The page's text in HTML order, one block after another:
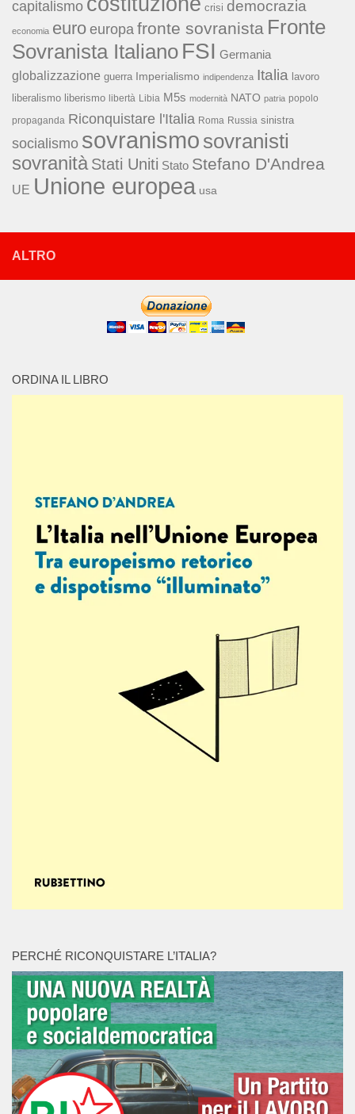
capitalismo crisi democrazia
economia euro europa fronte sovranista Fronte
Sovranista Italiano FSI Germania
globalizzazione guerra Imperialismo indipendenza Italia lavoro
liberalismo liberismo libertà Libia M5s modernità NATO patria popolo
propaganda Riconquistare l'Italia Roma Russia sinistra
socialismo sovranismo sovranisti
sovranità Stati Uniti Stato Stefano D'Andrea
UE Unione europea usa
ALTRO
ORDINA IL LIBRO
PERCHÉ RICONQUISTARE L’ITALIA?